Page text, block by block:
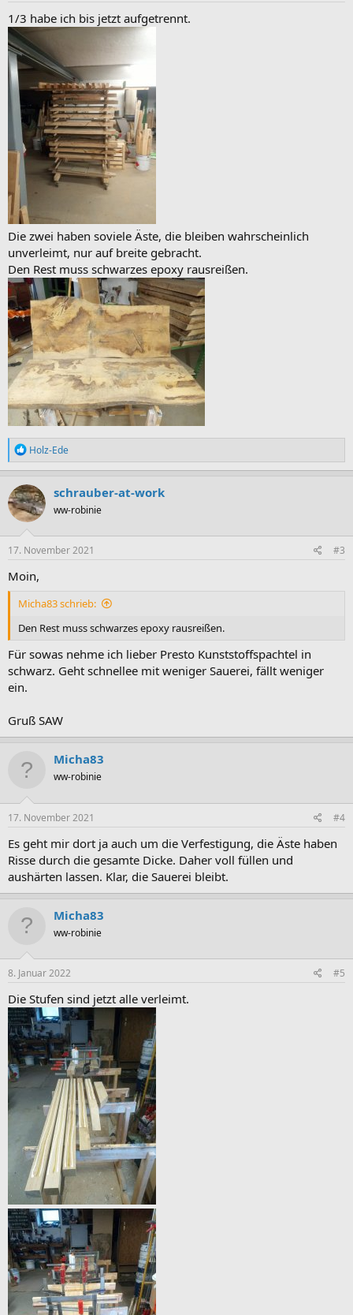
1/3 habe ich bis jetzt aufgetrennt.
Die zwei haben soviele Äste, die bleiben wahrscheinlich
unverleimt, nur auf breite gebracht.
Den Rest muss schwarzes epoxy rausreißen.
R
e
a
k
t
i
o
n
e
:
Holz-Ede
schrauber-at-work
ww-robinie
17. November 2021 #3
Moin,
Micha83 schrieb:
Den Rest muss schwarzes epoxy rausreißen.
Für sowas nehme ich lieber Presto Kunststoffspachtel in
schwarz. Geht schnellee mit weniger Sauerei, fällt weniger
ein.
Gruß SAW
Micha83
ww-robinie
17. November 2021 #4
Es geht mir dort ja auch um die Verfestigung, die Äste haben
Risse durch die gesamte Dicke. Daher voll füllen und
aushärten lassen. Klar, die Sauerei bleibt.
Micha83
ww-robinie
8. Januar 2022 #5
Die Stufen sind jetzt alle verleimt.